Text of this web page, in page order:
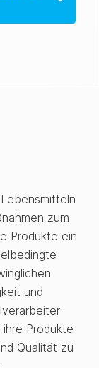
zum
Produkte ein
und
Produkte
Qualität zu